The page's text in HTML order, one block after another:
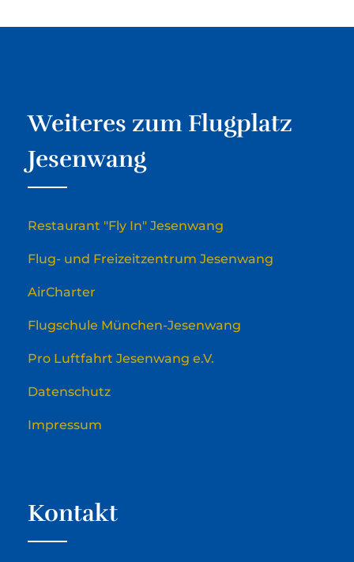
Weiteres zum Flugplatz
Jesenwang
Restaurant "Fly In" Jesenwang
Flug- und Freizeitzentrum Jesenwang
AirCharter
Flugschule München-Jesenwang
Pro Luftfahrt Jesenwang e.V.
Datenschutz
Impressum
Kontakt